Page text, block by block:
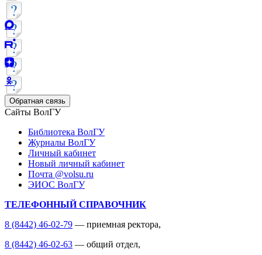
Обратная связь
Сайты ВолГУ
Библиотека ВолГУ
Журналы ВолГУ
Личный кабинет
Новый личный кабинет
Почта @volsu.ru
ЭИОС ВолГУ
ТЕЛЕФОННЫЙ СПРАВОЧНИК
8 (8442) 46-02-79 — приемная ректора,
8 (8442) 46-02-63 — общий отдел,